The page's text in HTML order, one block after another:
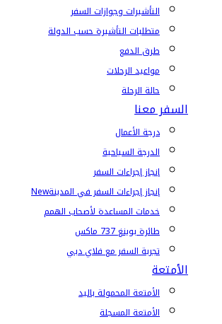
التأشيرات وجوازات السفر
متطلبات التأشيرة حسب الدولة
طرق الدفع
مواعيد الرحلات
حالة الرحلة
السفر معنا
درجة الأعمال
الدرجة السياحية
إنجاز إجراءات السفر
إنجاز إجراءات السفر في المدينةNew
خدمات المساعدة لأصحاب الهمم
طائرة بوينغ 737 ماكس
تجربة السفر مع فلاي دبي
الأمتعة
الأمتعة المحمولة باليد
الأمتعة المسجلة